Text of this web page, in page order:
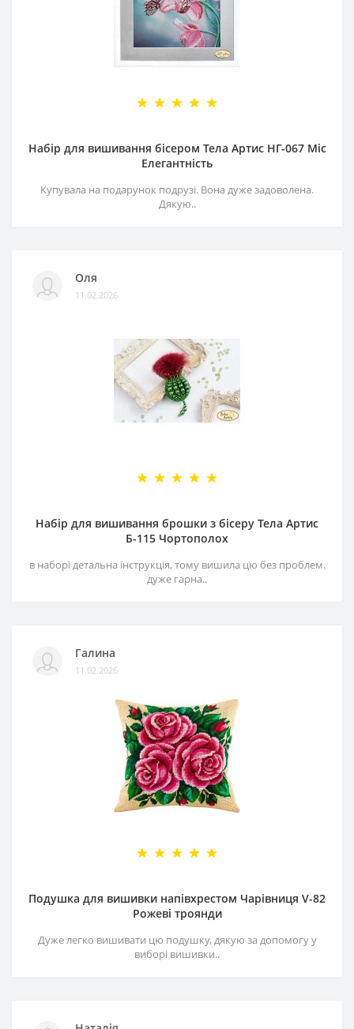
Набір для вишивання бісером Тела Артис НГ-067 Міс
Елегантність
Купувала на подарунок подрузі. Вона дуже задоволена.
Дякую..
Оля
11.02.2026
Набір для вишивання брошки з бісеру Тела Артис
Б-115 Чортополох
в наборі детальна інструкція, тому вишила цю без проблем.
дуже гарна..
Галина
11.02.2026
Подушка для вишивки напівхрестом Чарівниця V-82
Рожеві троянди
Дуже легко вишивати цю подушку, дякую за допомогу у
виборі вишивки..